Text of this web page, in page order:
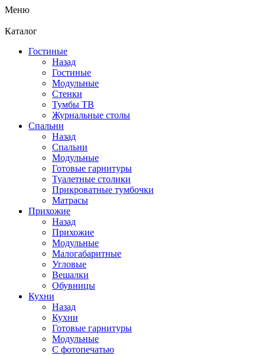
Меню
Каталог
Гостиные
Назад
Гостиные
Модульные
Стенки
Тумбы ТВ
Журнальные столы
Спальни
Назад
Спальни
Модульные
Готовые гарнитуры
Туалетные столики
Прикроватные тумбочки
Матрасы
Прихожие
Назад
Прихожие
Модульные
Малогабаритные
Угловые
Вешалки
Обувницы
Кухни
Назад
Кухни
Готовые гарнитуры
Модульные
С фотопечатью